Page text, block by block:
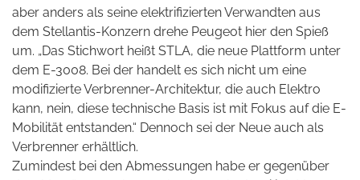
aber anders als seine elektrifizierten Verwandten aus
dem Stellantis-Konzern drehe Peugeot hier den Spieß
um. „Das Stichwort heißt STLA, die neue Plattform unter
dem E-3008. Bei der handelt es sich nicht um eine
modifizierte Verbrenner-Architektur, die auch Elektro
kann, nein, diese technische Basis ist mit Fokus auf die E-
Mobilität entstanden.“ Dennoch sei der Neue auch als
Verbrenner erhältlich.
Zumindest bei den Abmessungen habe er gegenüber